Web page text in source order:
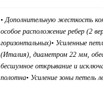
• Дополнительную жесткость
особое расположение ребер (2
горизонтальных)• Усиленные
(Италия), диаметром 22 мм,
бесшумное открывание и
полотна• Усиление зоны петель